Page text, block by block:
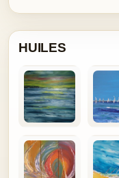
HUILES